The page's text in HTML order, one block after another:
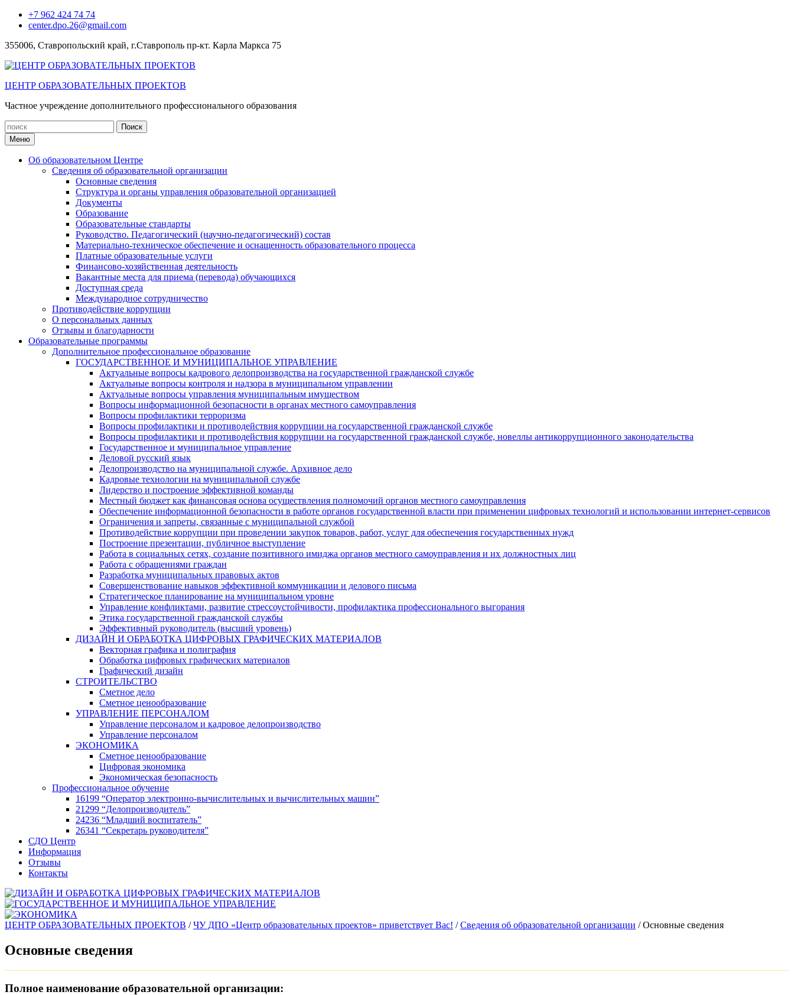
Перейти+7 962 424 74 74
center.dpo.26@gmail.com
355006, Ставропольский край, г.Ставрополь пр-кт. Карла Маркса 75
ЦЕНТР ОБРАЗОВАТЕЛЬНЫХ ПРОЕКТОВ
Частное учреждение дополнительного профессионального образования
Искать:
Меню
Об образовательном Центре
Сведения об образовательной организации
Основные сведения
Структура и органы управления образовательной организацией
Документы
Образование
Образовательные стандарты
Руководство. Педагогический (научно-педагогический) состав
Материально-техническое обеспечение и оснащенность образовательного процесса
Платные образовательные услуги
Финансово-хозяйственная деятельность
Вакантные места для приема (перевода) обучающихся
Доступная среда
Международное сотрудничество
Противодействие коррупции
О персональных данных
Отзывы и благодарности
Образовательные программы
Дополнительное профессиональное образование
ГОСУДАРСТВЕННОЕ И МУНИЦИПАЛЬНОЕ УПРАВЛЕНИЕ
Актуальные вопросы кадрового делопроизводства на государственной гражданской службе
Актуальные вопросы контроля и надзора в муниципальном управлении
Актуальные вопросы управления муниципальным имуществом
Вопросы информационной безопасности в органах местного самоуправления
Вопросы профилактики терроризма
Вопросы профилактики и противодействия коррупции на государственной гражданской службе
Вопросы профилактики и противодействия коррупции на государственной гражданской службе, новеллы антикоррупционного законодательства
Государственное и муниципальное управление
Деловой русский язык
Делопроизводство на муниципальной службе. Архивное дело
Кадровые технологии на муниципальной службе
Лидерство и построение эффективной команды
Местный бюджет как финансовая основа осуществления полномочий органов местного самоуправления
Обеспечение информационной безопасности в работе органов государственной власти при применении цифровых технологий и использовании интернет-сервисов
Ограничения и запреты, связанные с муниципальной службой
Противодействие коррупции при проведении закупок товаров, работ, услуг для обеспечения государственных нужд
Построение презентации, публичное выступление
Работа в социальных сетях, создание позитивного имиджа органов местного самоуправления и их должностных лиц
Работа с обращениями граждан
Разработка муниципальных правовых актов
Совершенствование навыков эффективной коммуникации и делового письма
Стратегическое планирование на муниципальном уровне
Управление конфликтами, развитие стрессоустойчивости, профилактика профессионального выгорания
Этика государственной гражданской службы
Эффективный руководитель (высший уровень)
ДИЗАЙН И ОБРАБОТКА ЦИФРОВЫХ ГРАФИЧЕСКИХ МАТЕРИАЛОВ
Векторная графика и полиграфия
Обработка цифровых графических материалов
Графический дизайн
СТРОИТЕЛЬСТВО
Сметное дело
Сметное ценообразование
УПРАВЛЕНИЕ ПЕРСОНАЛОМ
Управление персоналом и кадровое делопроизводство
Управление персоналом
ЭКОНОМИКА
Сметное ценообразование
Цифровая экономика
Экономическая безопасность
Профессиональное обучение
16199 “Оператор электронно-вычислительных и вычислительных машин”
21299 “Делопроизводитель”
24236 “Младший воспитатель”
26341 “Секретарь руководителя”
СДО Центр
Информация
Отзывы
Контакты
ЦЕНТР ОБРАЗОВАТЕЛЬНЫХ ПРОЕКТОВ /ЧУ ДПО «Центр образовательных проектов» приветствует Вас! /Сведения об образовательной организации /Основные сведения
Основные сведения
Полное наименование образовательной организации: